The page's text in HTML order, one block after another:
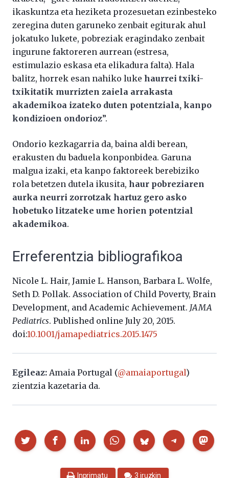
ikaskuntza eta heziketa prozesuetan ezinbesteko
zeregina duten garuneko zenbait egiturak ahul
jokatuko lukete, pobreziak eragindako zenbait
ingurune faktoreren aurrean (estresa,
estimulazio eskasa eta elikadura falta). Hala
balitz, horrek esan nahiko luke haurrei txiki-
txikitatik murrizten zaiela arrakasta
akademikoa izateko duten potentziala, kanpo
kondizioen ondorioz”.
Ondorio kezkagarria da, baina aldi berean,
erakusten du baduela konponbidea. Garuna
malgua izaki, eta kanpo faktoreek berebiziko
rola betetzen dutela ikusita, haur pobreziaren
aurka neurri zorrotzak hartuz gero asko
hobetuko litzateke ume horien potentzial
akademikoa.
Erreferentzia bibliografikoa
Nicole L. Hair, Jamie L. Hanson, Barbara L. Wolfe,
Seth D. Pollak. Association of Child Poverty, Brain
Development, and Academic Achievement. JAMA
Pediatrics. Published online July 20, 2015.
doi:10.1001/jamapediatrics.2015.1475
Egileaz: Amaia Portugal (@amaiaportugal)
zientzia kazetaria da.
Partekatu
Inprimatu 3 iruzkin